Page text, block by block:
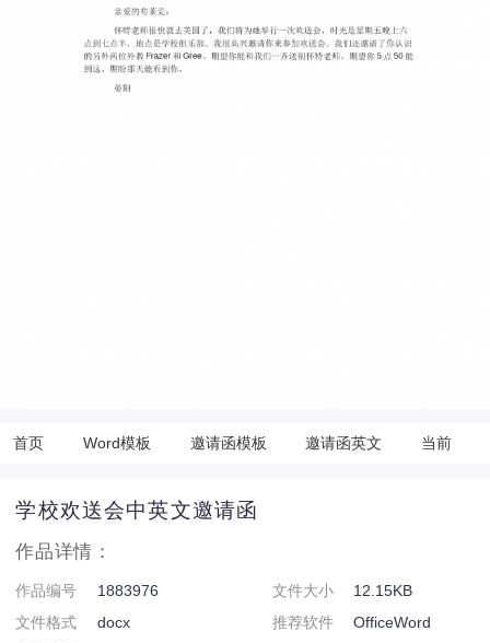
首页 Word模板 邀请函模板 邀请函英文 当前
学校欢送会中英文邀请函
作品详情：
作品编号 1883976 文件大小
12.15KB
文件格式
docx 推荐软件
OfficeWord